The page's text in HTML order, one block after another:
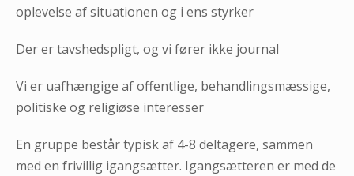
oplevelse af situationen og i ens styrker
Der er tavshedspligt, og vi fører ikke journal
Vi er uafhængige af offentlige, behandlingsmæssige,
politiske og religiøse interesser
En gruppe består typisk af 4-8 deltagere, sammen
med en frivillig igangsætter. Igangsætteren er med de